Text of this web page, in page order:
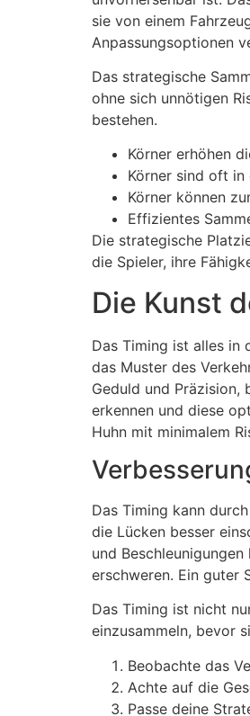
sie von einem
Anpassungsoptionen
Das strategische
ohne sich unnötigen
bestehen.
Körner erhöhen
Körner sind oft
Körner können
Effizientes
Die strategische
die Spieler, ihre
Die Kunst
Das Timing ist alles in
das Muster des
Geduld und Präzision,
erkennen und diese
Huhn mit minimalem
Das Timing kann
die Lücken besser
und
erschweren. Ein guter
Das Timing ist nicht
einzusammeln, bevor
Beobachte das
Achte auf die
Passe deine